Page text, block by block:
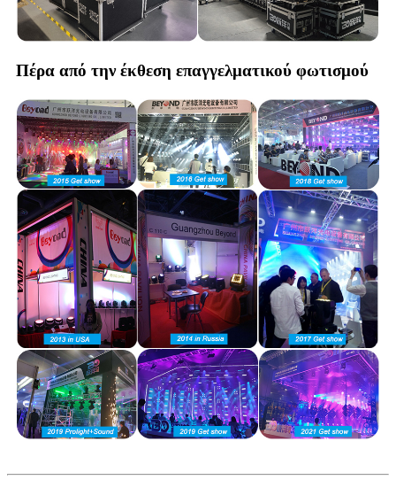
Πέρα από την έκθεση επαγγελματικού φωτισμού